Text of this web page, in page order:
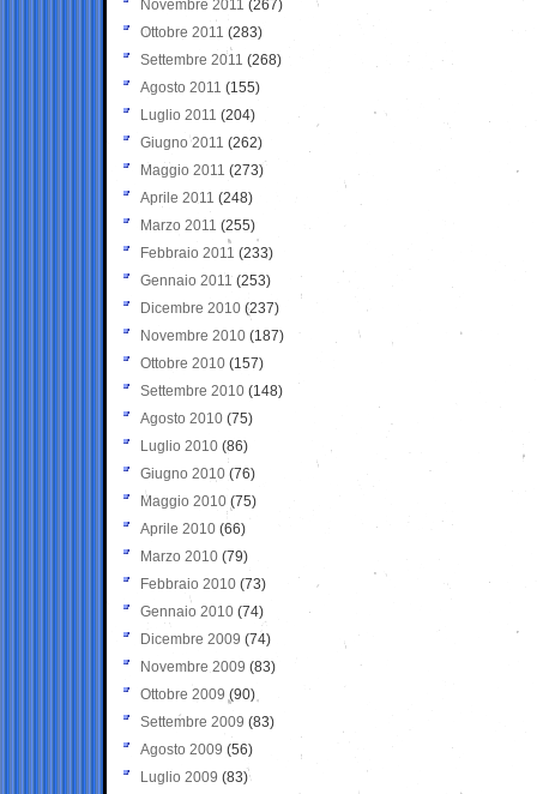
Novembre 2011 (267)
Ottobre 2011 (283)
Settembre 2011 (268)
Agosto 2011 (155)
Luglio 2011 (204)
Giugno 2011 (262)
Maggio 2011 (273)
Aprile 2011 (248)
Marzo 2011 (255)
Febbraio 2011 (233)
Gennaio 2011 (253)
Dicembre 2010 (237)
Novembre 2010 (187)
Ottobre 2010 (157)
Settembre 2010 (148)
Agosto 2010 (75)
Luglio 2010 (86)
Giugno 2010 (76)
Maggio 2010 (75)
Aprile 2010 (66)
Marzo 2010 (79)
Febbraio 2010 (73)
Gennaio 2010 (74)
Dicembre 2009 (74)
Novembre 2009 (83)
Ottobre 2009 (90)
Settembre 2009 (83)
Agosto 2009 (56)
Luglio 2009 (83)